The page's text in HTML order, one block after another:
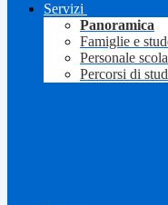
Servizi
Panoramica
Famiglie e
Personale
Percorsi di